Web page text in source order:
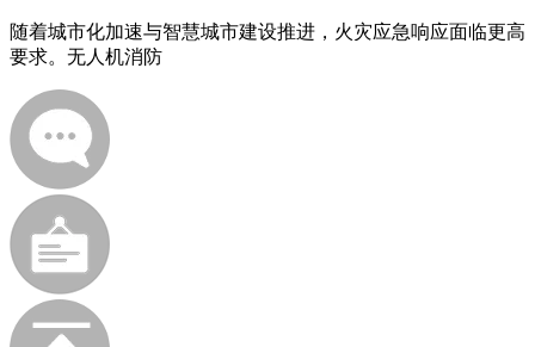
随着城市化加速与智慧城市建设推进，火灾应急响应面临更高
要求。无人机消防